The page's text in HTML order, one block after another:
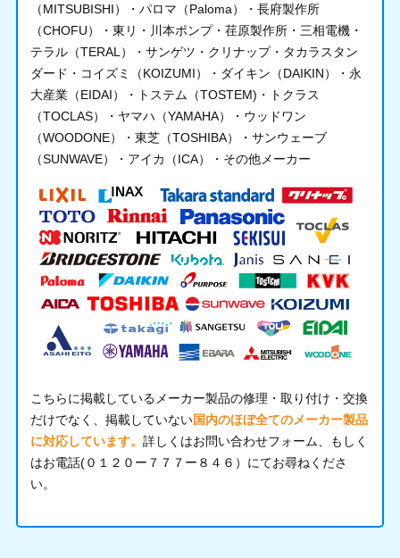
（MITSUBISHI）・パロマ（Paloma）・長府製作所
（CHOFU）・東リ・川本ポンプ・荏原製作所・三相電機・
テラル（TERAL）・サンゲツ・クリナップ・タカラスタン
ダード・コイズミ（KOIZUMI）・ダイキン（DAIKIN）・永
大産業（EIDAI）・トステム（TOSTEM)・トクラス
（TOCLAS）・ヤマハ（YAMAHA）・ウッドワン
（WOODONE）・東芝（TOSHIBA）・サンウェーブ
（SUNWAVE）・アイカ（ICA）・その他メーカー
こちらに掲載しているメーカー製品の修理・取り付け・交換
だけでなく、掲載していない国内のほぼ全てのメーカー製品
に対応しています。 詳しくはお問い合わせフォーム、もしく
はお電話(０１２０ー７７７ー８４６）にてお尋ねくださ
い。